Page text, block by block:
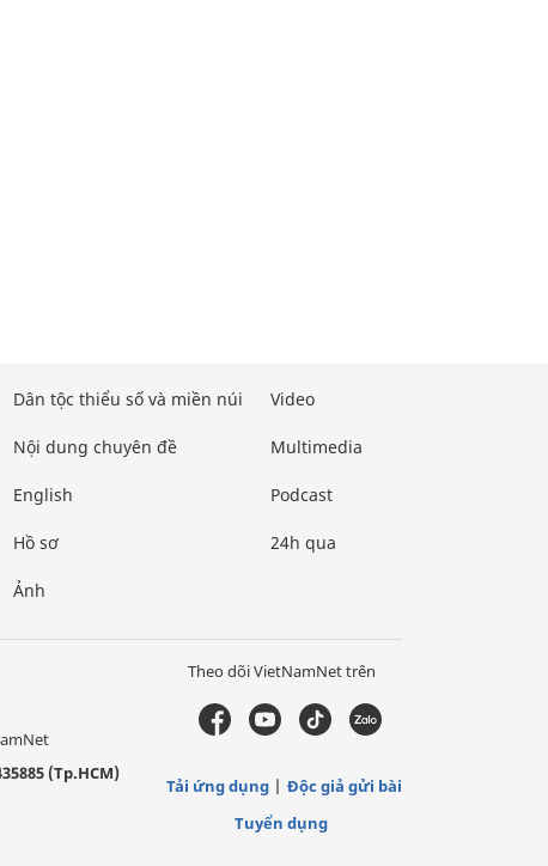
Dân tộc thiểu số và miền núi
Nội dung chuyên đề
English
Hồ sơ
Ảnh
Video
Multimedia
Podcast
24h qua
(Tp.HCM)
Theo dõi VietNamNet trên
Tải ứng dụng
Độc giả gửi bài
Tuyển dụng